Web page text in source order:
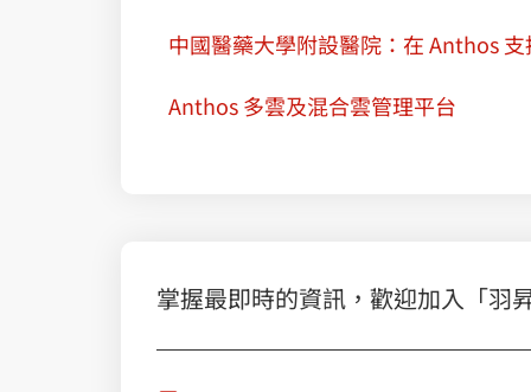
中國醫藥大學附設醫院：在 Anthos
Anthos 多雲及混合雲管理平台
掌握最即時的資訊，歡迎加入「羽